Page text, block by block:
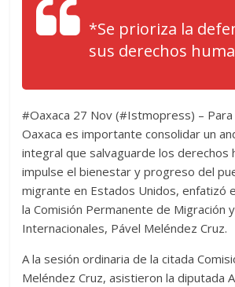
*Se prioriza la
sus derechos
#Oaxaca 27 Nov (#Istmopress) –
Oaxaca es importante consolidar un
integral que salvaguarde los derechos
impulse el bienestar y progreso del
migrante en Estados Unidos, enfatizó
la Comisión Permanente de Migración
Internacionales, Pável Meléndez Cruz.
A la sesión ordinaria de la citada
Meléndez Cruz, asistieron la diputada